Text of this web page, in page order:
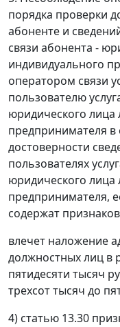
порядка проверки
абоненте и
связи абонента -
индивидуального
оператором связи
пользователю
юридического лица
предпринимателя в
достоверности
пользователях
юридического лица
предпринимателя,
содержат
влечет наложение
должностных лиц в
пятидесяти тысяч
трехсот тысяч до
4) статью 13.30